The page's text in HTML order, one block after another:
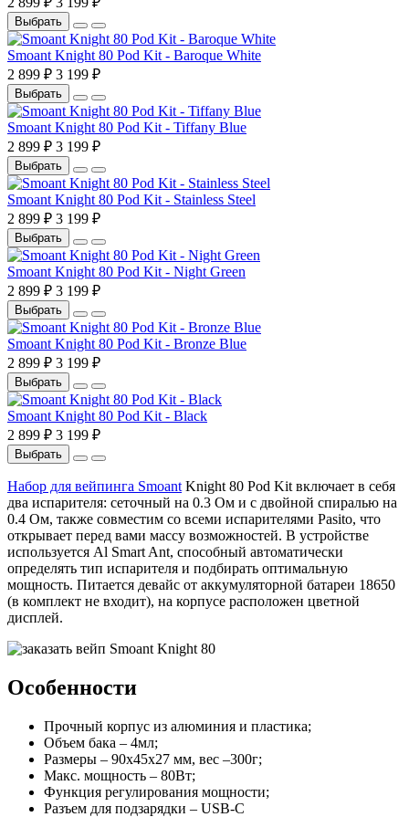
Выбрать
Smoant Knight 80 Pod Kit - Baroque White
2 899 ₽ 3 199 ₽
Выбрать
Smoant Knight 80 Pod Kit - Tiffany Blue
2 899 ₽ 3 199 ₽
Выбрать
Smoant Knight 80 Pod Kit - Stainless Steel
2 899 ₽ 3 199 ₽
Выбрать
Smoant Knight 80 Pod Kit - Night Green
2 899 ₽ 3 199 ₽
Выбрать
Smoant Knight 80 Pod Kit - Bronze Blue
2 899 ₽ 3 199 ₽
Выбрать
Smoant Knight 80 Pod Kit - Black
2 899 ₽ 3 199 ₽
Выбрать
Набор для вейпинга Smoant Knight 80 Pod Kit включает в себя
два испарителя: сеточный на 0.3 Ом и с двойной спиралью на
0.4 Ом, также совместим со всеми испарителями Pasito, что
открывает перед вами массу возможностей. В устройстве
используется Al Smart Ant, способный автоматически
определять тип испарителя и подбирать оптимальную
мощность. Питается девайс от аккумуляторной батареи 18650
(в комплект не входит), на корпусе расположен цветной
дисплей.
Особенности
Прочный корпус из алюминия и пластика;
Объем бака – 4мл;
Размеры – 90х45х27 мм, вес –300г;
Макс. мощность – 80Вт;
Функция регулирования мощности;
Разъем для подзарядки – USB-С